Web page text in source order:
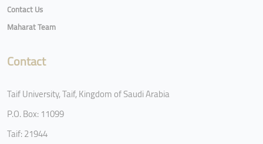
Contact Us
Maharat Team
Contact
Taif University, Taif, Kingdom of Saudi Arabia
P.O. Box: 11099
Taif: 21944